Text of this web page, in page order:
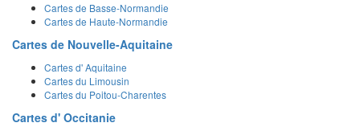
Cartes de Basse-Normandie
Cartes de Haute-Normandie
Cartes de Nouvelle-Aquitaine
Cartes d' Aquitaine
Cartes du Limousin
Cartes du Poitou-Charentes
Cartes d' Occitanie